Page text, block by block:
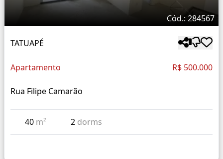
Cód.: 284567
TATUAPÉ
Apartamento R$ 500.000
Rua Filipe Camarão
40 m² 2 dorms